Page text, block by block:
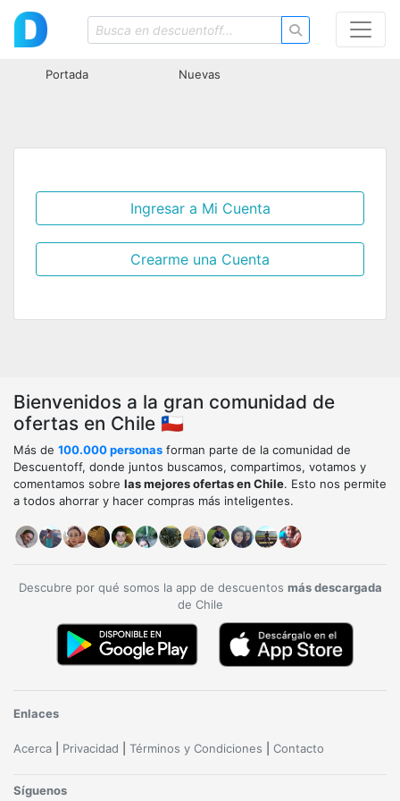
Portada Nuevas
Ingresar a Mi Cuenta
Crearme una Cuenta
Bienvenidos a la gran comunidad de
ofertas en Chile 🇨🇱
Más de 100.000 personas forman parte de la comunidad de
Descuentoff, donde juntos buscamos, compartimos, votamos y
comentamos sobre las mejores ofertas en Chile. Esto nos permite
a todos ahorrar y hacer compras más inteligentes.
Descubre por qué somos la app de descuentos más descargada
de Chile
Enlaces
Acerca Privacidad Términos y Condiciones Contacto
Síguenos